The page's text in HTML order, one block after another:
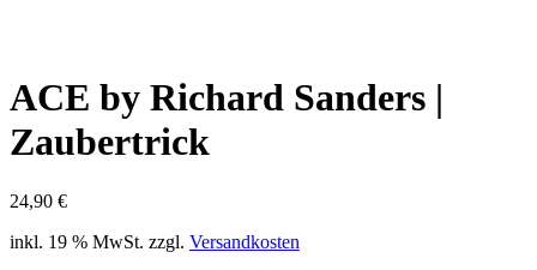
ACE by Richard Sanders |
Zaubertrick
24,90 €
inkl. 19 % MwSt. zzgl. Versandkosten